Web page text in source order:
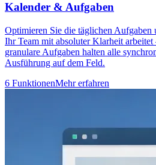
Kalender & Aufgaben
Optimieren Sie die täglichen Aufgaben
Ihr Team mit absoluter Klarheit
granulare Aufgaben halten alle
Ausführung auf dem Feld.
6 FunktionenMehr erfahren